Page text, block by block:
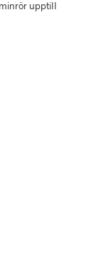
upptill